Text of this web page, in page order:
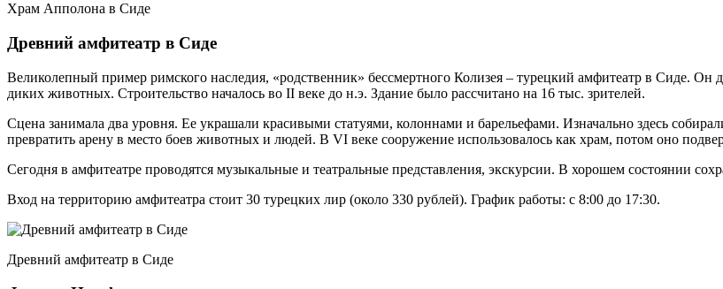
Храм Апполона в Сиде
Древний амфитеатр в Сиде
Великолепный пример римского наследия, «родственник» бессмертного Колизея – турецкий амфитеатр в Сиде. Он
диких животных. Строительство началось во II веке до н.э. Здание было рассчитано на 16 тыс. зрителей.
Сцена занимала два уровня. Ее украшали красивыми статуями, колоннами и барельефами. Изначально здесь
превратить арену в место боев животных и людей. В VI веке сооружение использовалось как храм, потом оно
Сегодня в амфитеатре проводятся музыкальные и театральные представления, экскурсии. В хорошем состоянии
Вход на территорию амфитеатра стоит 30 турецких лир (около 330 рублей). График работы: с 8:00 до 17:30.
Древний амфитеатр в Сиде